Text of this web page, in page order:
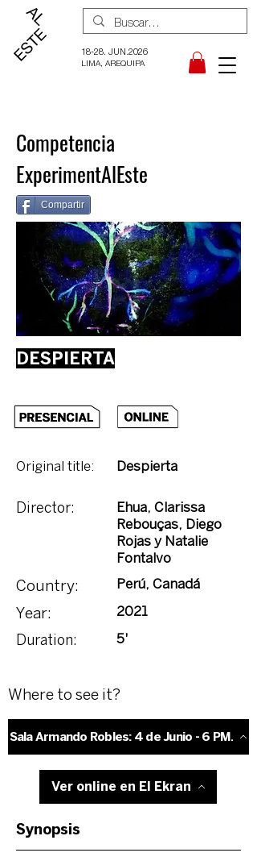
18-28. JUN.2026
LIMA, AREQUIPA
Competencia
ExperimentAlEste
Compartir
DESPIERTA
Original title: Despierta
Director:
Ehua, Clarissa
Rebouças, Diego
Rojas y Natalie
Fontalvo
Country: Perú, Canadá
Year: 2021
Duration: 5'
Where to see it?
Sala Armando Robles: 4 de Junio - 6 PM.
Ver online en El Ekran
Synopsis